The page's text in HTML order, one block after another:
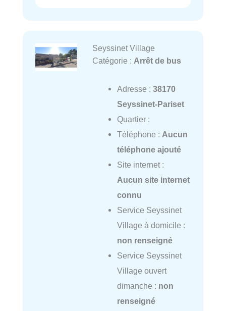
Seyssinet Village
Catégorie : Arrêt de bus
Adresse : 38170
Seyssinet-Pariset
Quartier :
Téléphone : Aucun
téléphone ajouté
Site internet :
Aucun site internet
connu
Service Seyssinet
Village à domicile :
non renseigné
Service Seyssinet
Village ouvert
dimanche : non
renseigné